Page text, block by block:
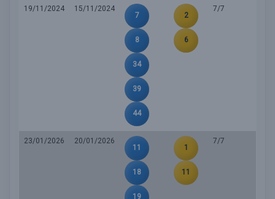
19/11/2024
15/11/2024
7
8
34
39
44
2
6
7/7
23/01/2026
20/01/2026
11
18
19
1
11
7/7